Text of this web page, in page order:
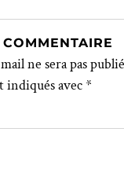
ne sera pas
indiqués avec*